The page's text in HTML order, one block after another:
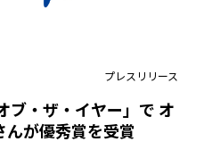
プレスリリース
ブ・ザ・イヤー」で オ
んが優秀賞を受賞